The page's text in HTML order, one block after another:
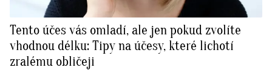
Tento účes vás omladí, ale jen pokud zvolíte
vhodnou délku: Tipy na účesy, které lichotí
zralému obličeji